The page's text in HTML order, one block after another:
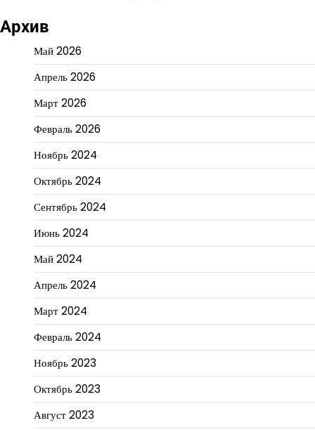
Архив
Май 2026
Апрель 2026
Март 2026
Февраль 2026
Ноябрь 2024
Октябрь 2024
Сентябрь 2024
Июнь 2024
Май 2024
Апрель 2024
Март 2024
Февраль 2024
Ноябрь 2023
Октябрь 2023
Август 2023